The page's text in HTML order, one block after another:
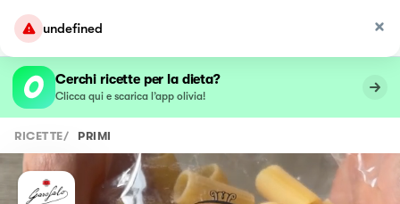
undefined
Cerchi ricette per la dieta?
Clicca qui e scarica l’app olivia!
RICETTE/ PRIMI